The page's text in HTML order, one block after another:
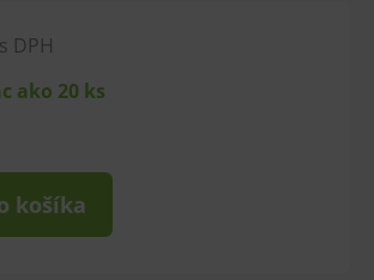
s DPH
ako 20 ks
košíka